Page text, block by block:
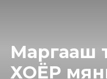
Маргааш
ХОЁР